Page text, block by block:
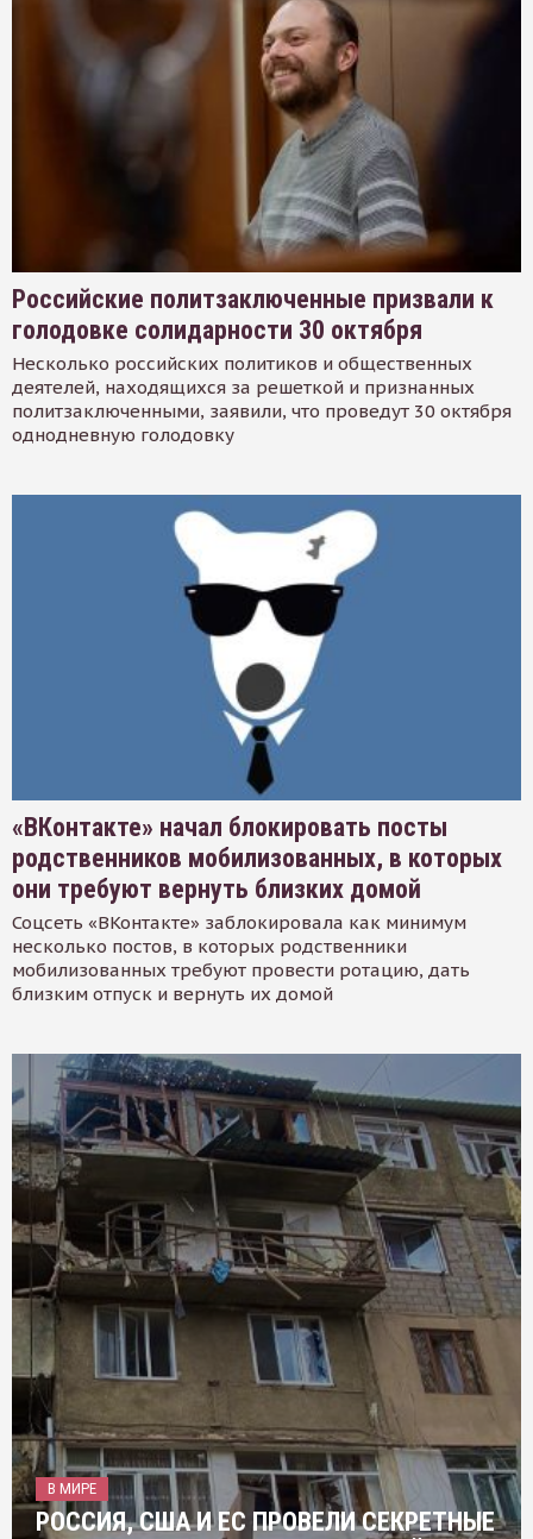
Российские политзаключенные призвали к
голодовке солидарности 30 октября
Несколько российских политиков и общественных
деятелей, находящихся за решеткой и признанных
политзаключенными, заявили, что проведут 30 октября
однодневную голодовку
«ВКонтакте» начал блокировать посты
родственников мобилизованных, в которых
они требуют вернуть близких домой
Соцсеть «ВКонтакте» заблокировала как минимум
несколько постов, в которых родственники
мобилизованных требуют провести ротацию, дать
близким отпуск и вернуть их домой
В МИРЕ
РОССИЯ, США И ЕС ПРОВЕЛИ СЕКРЕТНЫЕ